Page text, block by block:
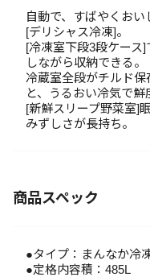
自動で、すばやくお
[デリシャス冷凍]。
[冷凍室下段3段ケース
しながら収納できる。
冷蔵室全段がチルド
と、うるおい冷気で鮮
[新鮮スリープ野菜室]
みずしさが長持ち。
商品スペック
●タイプ：まんなか冷
●定格内容積：485L